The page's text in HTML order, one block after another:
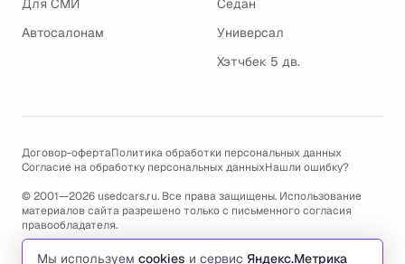
Для СМИ
Автосалонам
Седан
Универсал
Хэтчбек 5 дв.
Договор-офертаПолитика обработки персональных данных
Согласие на обработку персональных данныхНашли ошибку?
© 2001—2026 usedcars.ru. Все права защищены. Использование
материалов сайта разрешено только с письменного согласия
правообладателя.
Пользуясь сайтом, вы соглашаетесь с использованием cookies и
Мы используем cookies и сервис Яндекс.Метрика